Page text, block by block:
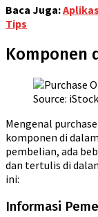
Baca Juga:
Tips
Komponen
Source:
Mengenal
komponen di
pembelian, ada
dan tertulis di
ini:
Informasi